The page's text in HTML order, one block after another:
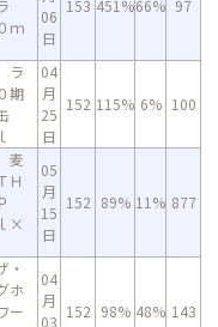
ｍ
06
日
153 451%66% 97
ラ
期
04
月
25
日
152 115% 6% 100
麦
Ｈ
×
05
月
15
日
152 89% 11% 877
・
ホ
ー
04
月
03
152 98% 48% 143